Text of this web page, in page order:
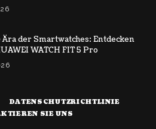
Ära der Smartwatches: Entdecken
WATCH FIT 5 Pro
DATENSCHUTZRICHTLINIE
SIE UNS